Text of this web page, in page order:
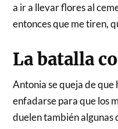
a ir a llevar flores al
entonces que me tiren,
La batalla
Antonia se queja de que
enfadarse para que los
duelen también algunas